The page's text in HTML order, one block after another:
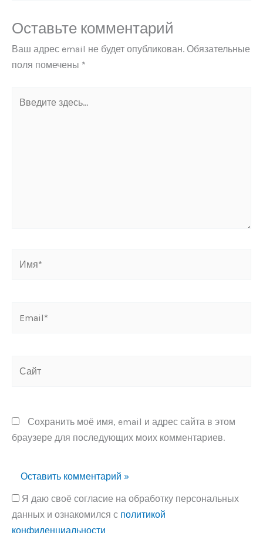
Оставьте комментарий
Ваш адрес email не будет опубликован. Обязательные
поля помечены *
здесь...
Сохранить моё имя, email и адрес сайта в этом
браузере для последующих моих комментариев.
Я даю своё согласие на обработку персональных
данных и ознакомился с политикой
конфиденциальности